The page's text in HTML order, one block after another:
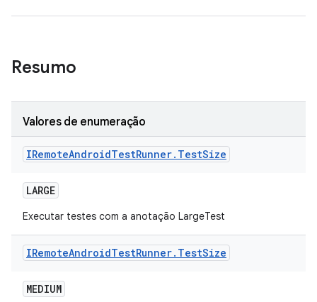
Resumo
Valores de enumeração
IRemoteAndroidTestRunner. TestSize
LARGE
Executar testes com a anotação LargeTest
IRemoteAndroidTestRunner. TestSize
MEDIUM